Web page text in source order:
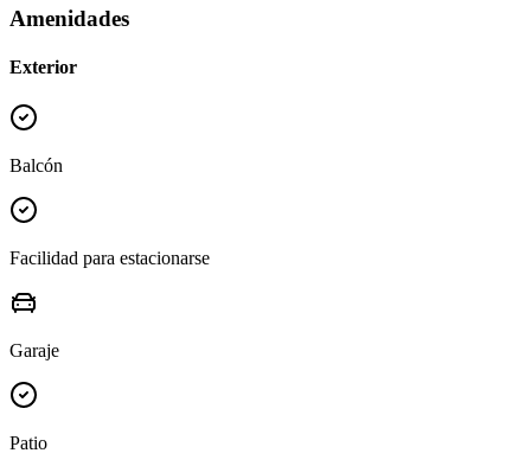
Amenidades
Exterior
Balcón
Facilidad para estacionarse
Garaje
Patio